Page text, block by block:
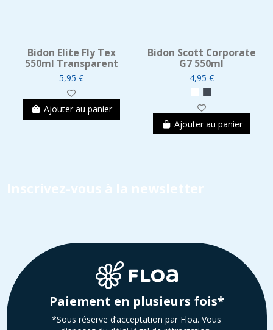
Bidon Elite Fly Tex
550ml Transparent
5,95 €
Ajouter au panier
Bidon Scott Corporate
G7 550ml
4,95 €
Ajouter au panier
Inscrivez-vous à la newsletter
Paiement en plusieurs fois*
*Sous réserve d’acceptation par Floa. Vous